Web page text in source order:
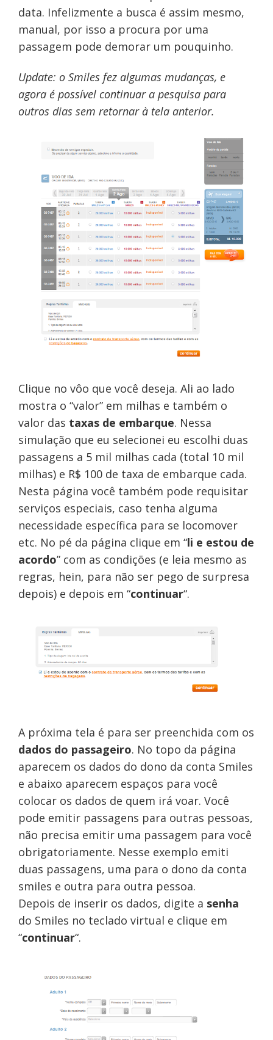
data. Infelizmente a busca é assim mesmo,
manual, por isso a procura por uma
passagem pode demorar um pouquinho.
Update: o Smiles fez algumas mudanças, e
agora é possível continuar a pesquisa para
outros dias sem retornar à tela anterior.
Clique no vôo que você deseja. Ali ao lado
mostra o “valor” em milhas e também o
valor das taxas de embarque. Nessa
simulação que eu selecionei eu escolhi duas
passagens a 5 mil milhas cada (total 10 mil
milhas) e R$ 100 de taxa de embarque cada.
Nesta página você também pode requisitar
serviços especiais, caso tenha alguma
necessidade específica para se locomover
etc. No pé da página clique em “li e estou de
acordo” com as condições (e leia mesmo as
regras, hein, para não ser pego de surpresa
depois) e depois em “continuar“.
A próxima tela é para ser preenchida com os
dados do passageiro. No topo da página
aparecem os dados do dono da conta Smiles
e abaixo aparecem espaços para você
colocar os dados de quem irá voar. Você
pode emitir passagens para outras pessoas,
não precisa emitir uma passagem para você
obrigatoriamente. Nesse exemplo emiti
duas passagens, uma para o dono da conta
smiles e outra para outra pessoa.
Depois de inserir os dados, digite a senha
do Smiles no teclado virtual e clique em
“continuar“.